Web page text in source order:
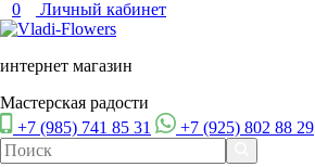
0 Личный кабинет
интернет магазин
Мастерская радости
+7 (985) 741 85 31
+7 (925) 802 88 29